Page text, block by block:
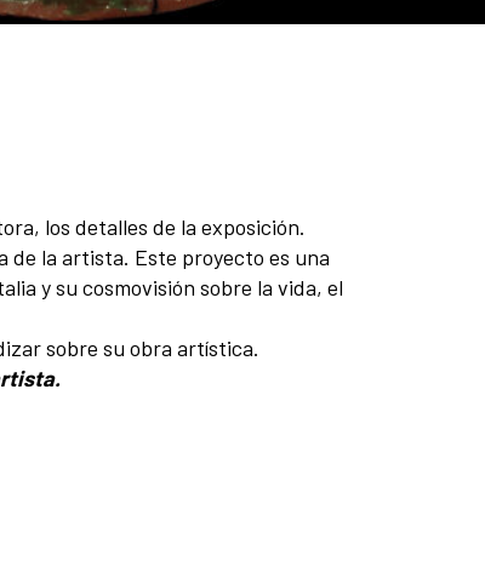
los detalles de la exposición.
de la artista. Este proyecto es una
y su cosmovisión sobre la vida, el
sobre su obra artística.